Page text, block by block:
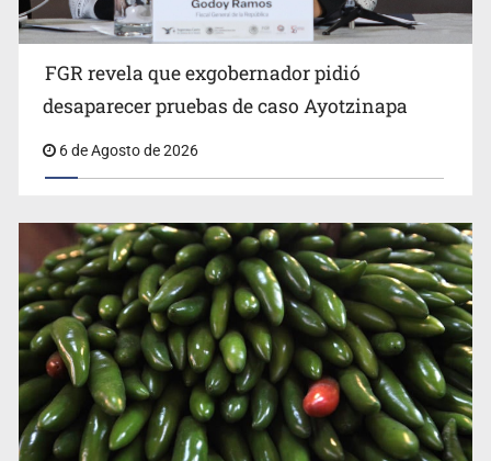
Desarticulan en Cataluña célula del CJNG y decomisan
2.5 toneladas de metanfetamina
FGR revela que exgobernador pidió
desaparecer pruebas de caso Ayotzinapa
6 de Agosto de 2026